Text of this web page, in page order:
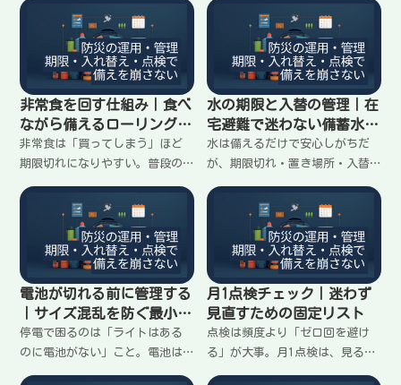
非常食を回す仕組み｜食べ
ながら備えるローリングの
作り方
非常食は「買ってしまう」ほど
期限切れになりやすい。普段の
けで崩れにくくなる。種類の絞
り方、置き場所、食べるタイミ
ングの決め方を在宅避難向けに
整理します。
水の期限と入替の管理｜在
宅避難で迷わない備蓄水の
回し方
水は備えるだけで安心しがちだ
が、期限切れ・置き場所・入替
ために、期限の見方、入替のタ
イミング、分散の置き方を「迷
わない形」で整理します。
電池が切れる前に管理する
｜サイズ混乱を防ぐ最小ル
ール
停電で困るのは「ライトはある
のに電池がない」こと。電池は
月1点検チェック｜迷わず
見直すための固定リスト
点検は頻度より「ゼロ回を避け
る」が大事。月1点検は、見る場